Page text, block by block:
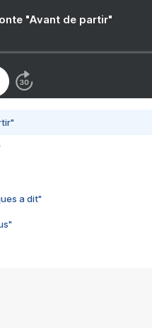
"Avant de partir"
a dit"